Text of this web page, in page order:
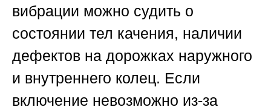
вибрации можно судить о
состоянии тел качения, наличии
дефектов на дорожках наружного
и внутреннего колец. Если
включение невозможно из-за